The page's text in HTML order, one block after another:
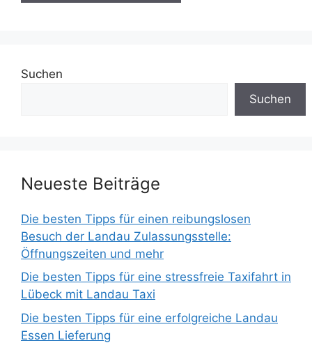
Suchen
Suchen
Neueste Beiträge
Die besten Tipps für einen reibungslosen
Besuch der Landau Zulassungsstelle:
Öffnungszeiten und mehr
Die besten Tipps für eine stressfreie Taxifahrt in
Lübeck mit Landau Taxi
Die besten Tipps für eine erfolgreiche Landau
Essen Lieferung